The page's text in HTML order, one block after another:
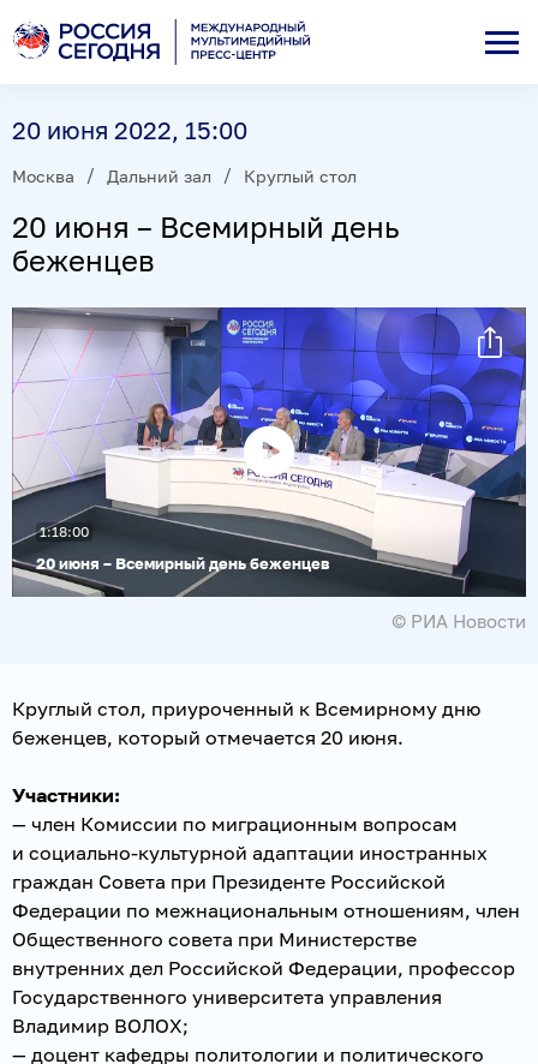
20 июня 2022, 15:00
Москва Дальний зал Круглый стол
20 июня – Всемирный день
беженцев
Воспроизвести
видео
20 июня – Всемирный день беженцев
1:18:00
© РИА Новости
Круглый стол, приуроченный к Всемирному дню
беженцев, который отмечается 20 июня.
Участники:
— член Комиссии по миграционным вопросам
и социально-культурной адаптации иностранных
граждан Совета при Президенте Российской
Федерации по межнациональным отношениям, член
Общественного совета при Министерстве
внутренних дел Российской Федерации, профессор
Государственного университета управления
Владимир ВОЛОХ;
— доцент кафедры политологии и политического